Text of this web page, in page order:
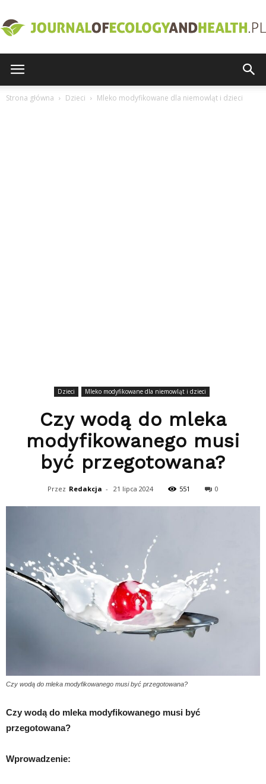
Strona główna Dzieci Mleko modyfikowane dla niemowląt i dzieci
Dzieci Mleko modyfikowane dla niemowląt i dzieci
Czy wodą do mleka
modyfikowanego musi
być przegotowana?
Przez Redakcja - 21 lipca 2024 551 0
Czy wodą do mleka modyfikowanego musi być przegotowana?
Czy wodą do mleka modyfikowanego musi być
przegotowana?
Wprowadzenie: